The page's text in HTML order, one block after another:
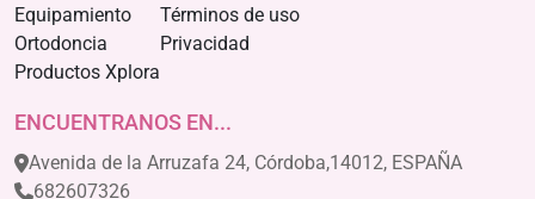
Equipamiento
Ortodoncia
Productos Xplora
Términos de uso
Privacidad
ENCUENTRANOS EN...
Avenida de la Arruzafa 24, Córdoba,14012, ESPAÑA
682607326